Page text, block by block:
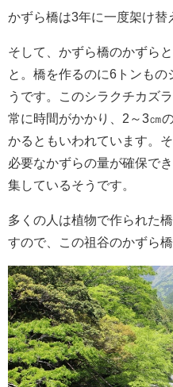
かずら橋は3年に一度架け替
そして、かずら橋のかずら
と。橋を作るのに6トンも
うです。このシラクチカズ
常に時間がかかり、2～3㎝
かるともいわれています。
必要なかずらの量が確保で
集しているそうです。
多くの人は植物で作られた
すので、この祖谷のかずら